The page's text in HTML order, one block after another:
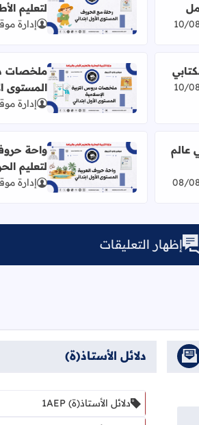
من الحروف إلى بناء الجمل
10/
اقرأ المزيد عن رحلة
لتعليم
إدارة
10/
اقرأ المزيد عن
ملخصات
المستوى
إدارة
الحروف العربية للأطفال
عالم
08/
اقرأ المزيد عن واحة
واحة
لتعليم
إدارة
إظهار التعليقات
دلائل الأستاذ(ة)
دلائل الأستاذ(ة) 1AEP